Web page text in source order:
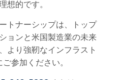
想的です。
トナーシップは、トップ
ョンと米国製造業の未来
より強靭なインフラスト
参加ください。